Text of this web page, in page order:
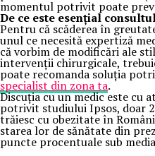
momentul potrivit poate
De ce este esențial
Pentru că scăderea în
unul ce necesită expertiză
că vorbim de modificări ale
intervenții chirurgicale,
poate recomanda soluția
specialist din zona ta.
Discuția cu un medic este cu
potrivit studiului Ipsos, doar
trăiesc cu obezitate în
starea lor de sănătate din
puncte procentuale sub